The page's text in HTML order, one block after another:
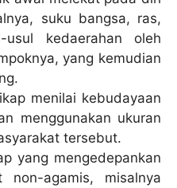
suku bangsa, ras,
usul kedaerahan oleh
yang kemudian
menilai kebudayaan
menggunakan ukuran
tersebut.
yang mengedepankan
agamis, misalnya